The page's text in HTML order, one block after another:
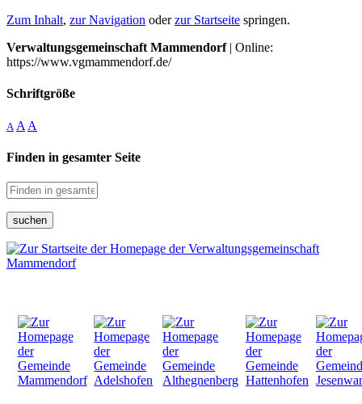
Zum Inhalt, zur Navigation oderzur Startseite springen.
Verwaltungsgemeinschaft Mammendorf| Online:
https://www.vgmammendorf.de/
Schriftgröße
A A A
Finden in gesamter Seite
suchen